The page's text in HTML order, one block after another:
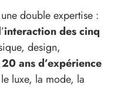
double expertise :
interaction des cinq
design,
20 ans d’expérience
luxe, la mode, la